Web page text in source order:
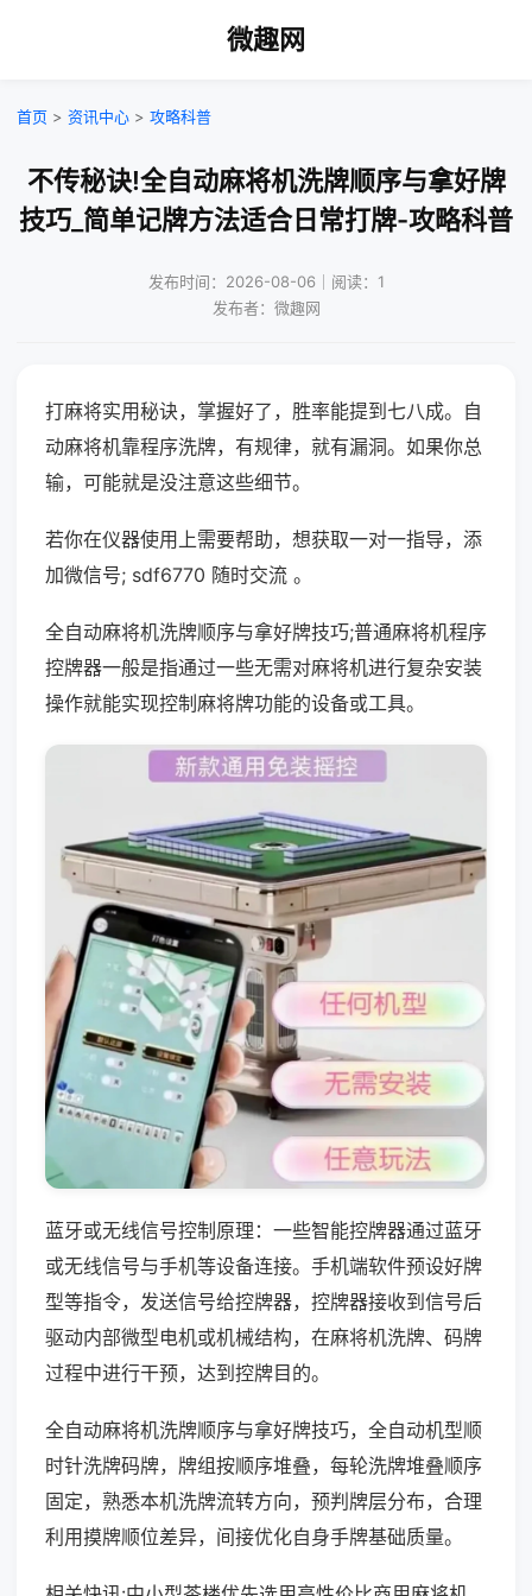
微趣网
首页 > 资讯中心 > 攻略科普
不传秘诀!全自动麻将机洗牌顺序与拿好牌
技巧_简单记牌方法适合日常打牌-攻略科普
发布时间：2026-08-06｜阅读：1
发布者：微趣网
打麻将实用秘诀，掌握好了，胜率能提到七八成。自
动麻将机靠程序洗牌，有规律，就有漏洞。如果你总
输，可能就是没注意这些细节。
若你在仪器使用上需要帮助，想获取一对一指导，添
加微信号; sdf6770 随时交流 。
全自动麻将机洗牌顺序与拿好牌技巧;普通麻将机程序
控牌器一般是指通过一些无需对麻将机进行复杂安装
操作就能实现控制麻将牌功能的设备或工具。
蓝牙或无线信号控制原理：一些智能控牌器通过蓝牙
或无线信号与手机等设备连接。手机端软件预设好牌
型等指令，发送信号给控牌器，控牌器接收到信号后
驱动内部微型电机或机械结构，在麻将机洗牌、码牌
过程中进行干预，达到控牌目的。
全自动麻将机洗牌顺序与拿好牌技巧，全自动机型顺
时针洗牌码牌，牌组按顺序堆叠，每轮洗牌堆叠顺序
固定，熟悉本机洗牌流转方向，预判牌层分布，合理
利用摸牌顺位差异，间接优化自身手牌基础质量。